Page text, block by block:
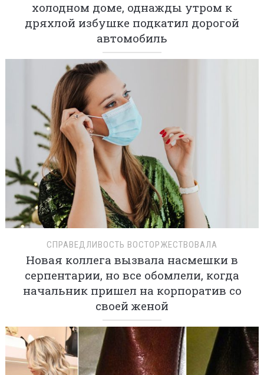
холодном доме, однажды утром к
дряхлой избушке подкатил дорогой
автомобиль
СПРАВЕДЛИВОСТЬ ВОСТОРЖЕСТВОВАЛА
Новая коллега вызвала насмешки в
серпентарии, но все обомлели, когда
начальник пришел на корпоратив со
своей женой